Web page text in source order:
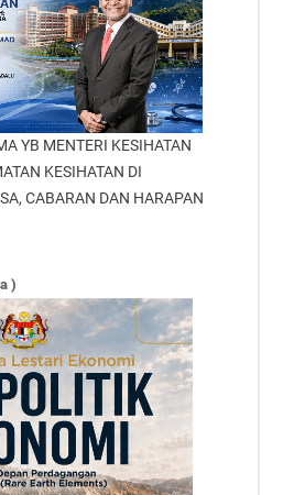
YB MENTERI KESIHATAN
KESIHATAN DI
CABARAN DAN HARAPAN
)